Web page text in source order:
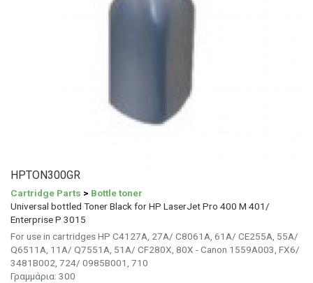
HPTON300GR
Cartridge Parts > Bottle toner
Universal bottled Toner Black for HP LaserJet Pro 400 M 401/
Enterprise P 3015
For use in cartridges HP C4127A, 27A/ C8061A, 61A/ CE255A, 55A/
Q6511A, 11A/ Q7551A, 51A/ CF280X, 80X - Canon 1559A003, FX6/
3481B002, 724/ 0985B001, 710
Γραμμάρια: 300